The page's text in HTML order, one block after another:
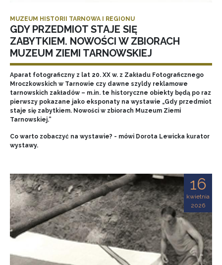
MUZEUM HISTORII TARNOWA I REGIONU
GDY PRZEDMIOT STAJE SIĘ
ZABYTKIEM. NOWOŚCI W ZBIORACH
MUZEUM ZIEMI TARNOWSKIEJ
Aparat fotograficzny z lat 20. XX w. z Zakładu Fotograficznego
Mroczkowskich w Tarnowie czy dawne szyldy reklamowe
tarnowskich zakładów – m.in. te historyczne obiekty będą po raz
pierwszy pokazane jako eksponaty na wystawie „Gdy przedmiot
staje się zabytkiem. Nowości w zbiorach Muzeum Ziemi
Tarnowskiej.”
Co warto zobaczyć na wystawie? - mówi Dorota Lewicka kurator
wystawy.
16
kwietnia
2026